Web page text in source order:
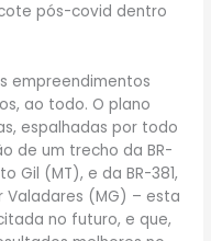
pós-covid dentro
empreendimentos
ao todo. O plano
espalhadas por todo
de um trecho da BR-
Gil (MT), e da BR-381,
Valadares (MG) – esta
no futuro, e que,